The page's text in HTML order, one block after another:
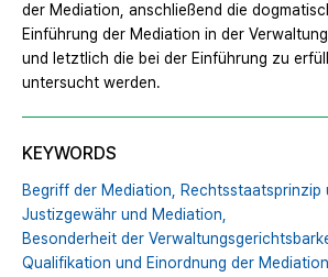
der Mediation, anschließend die
Einführung der Mediation in der
und letztlich die bei der Einführung zu
untersucht werden.
KEYWORDS
Begriff der Mediation, Rechtsstaatsprinzip
Justizgewähr und Mediation,
Besonderheit der
Qualifikation und Einordnung der